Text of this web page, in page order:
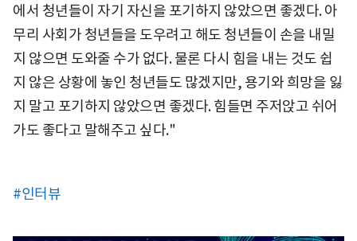
에서 청년들이 자기 자신을 포기하지 않았으면 좋겠다. 아
무리 사회가 청년들을 도우려고 해도 청년들이 손을 내밀
지 않으면 도와줄 수가 없다. 물론 다시 힘을 내는 것도 쉽
지 않은 상황에 놓인 청년들도 많겠지만, 용기와 희망을 잃
지 말고 포기하지 않았으면 좋겠다. 힘들면 주저앉고 쉬어
가도 좋다고 말해주고 싶다."
#인터뷰